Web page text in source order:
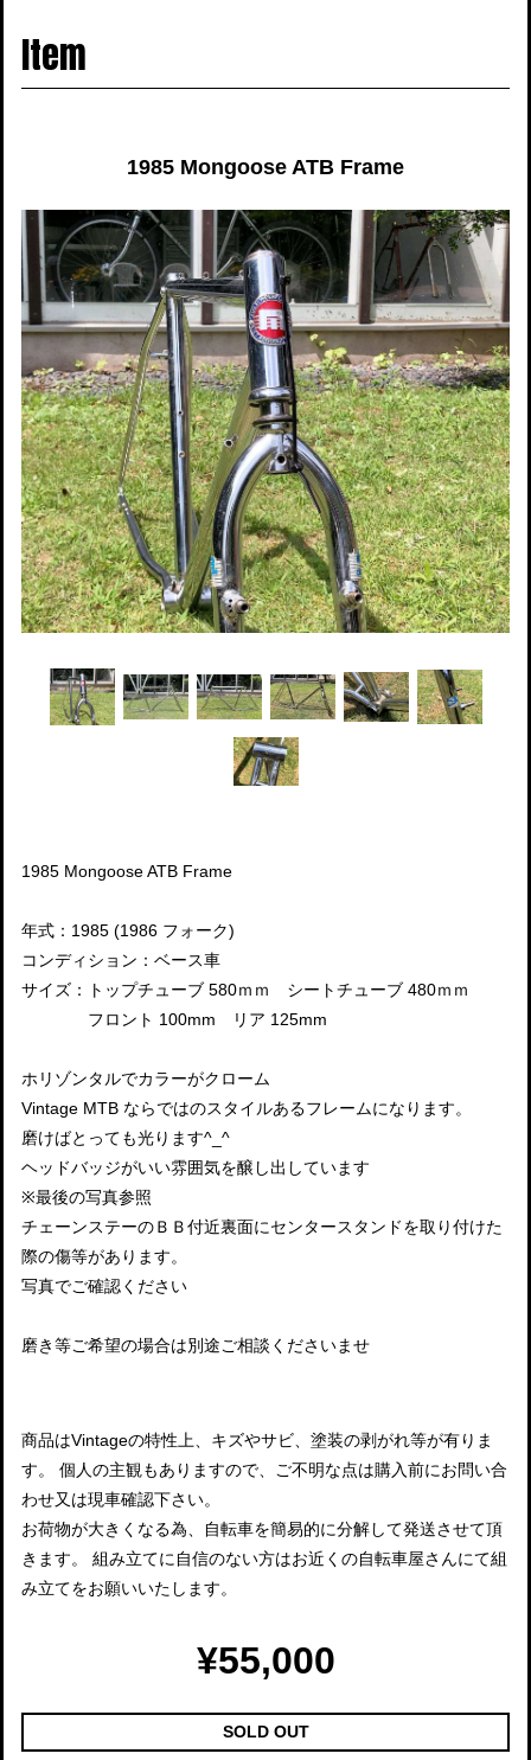
Item
1985 Mongoose ATB Frame
1985 Mongoose ATB Frame
年式：1985 (1986 フォーク)
コンディション：ベース車
サイズ：トップチューブ 580ｍｍ シートチューブ 480ｍｍ
フロント 100mm リア 125mm
ホリゾンタルでカラーがクローム
Vintage MTB ならではのスタイルあるフレームになります。
磨けばとっても光ります^_^
ヘッドバッジがいい雰囲気を醸し出しています
※最後の写真参照
チェーンステーのＢＢ付近裏面にセンタースタンドを取り付けた
際の傷等があります。
写真でご確認ください
磨き等ご希望の場合は別途ご相談くださいませ
商品はVintageの特性上、キズやサビ、塗装の剥がれ等が有りま
す。 個人の主観もありますので、ご不明な点は購入前にお問い合
わせ又は現車確認下さい。
お荷物が大きくなる為、自転車を簡易的に分解して発送させて頂
きます。 組み立てに自信のない方はお近くの自転車屋さんにて組
み立てをお願いいたします。
¥55,000
SOLD OUT